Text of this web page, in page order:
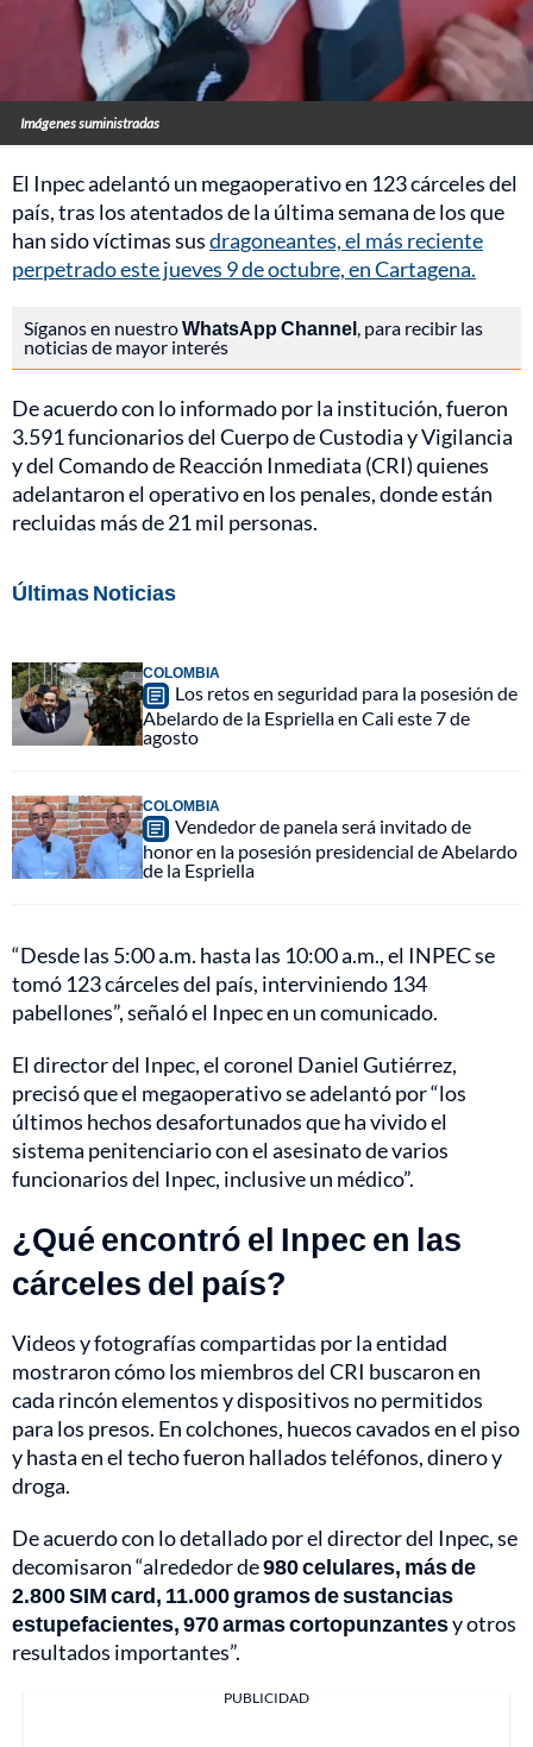
Imágenes suministradas
El Inpec adelantó un megaoperativo en 123 cárceles del
país, tras los atentados de la última semana de los que
han sido víctimas susdragoneantes, el más reciente
perpetrado este jueves 9 de octubre, en Cartagena.
Síganos en nuestroWhatsApp Channel, para recibir las
noticias de mayor interés
De acuerdo con lo informado por la institución, fueron
3.591 funcionarios del Cuerpo de Custodia y Vigilancia
y del Comando de Reacción Inmediata (CRI) quienes
adelantaron el operativo en los penales, donde están
recluidas más de 21 mil personas.
Últimas Noticias
COLOMBIA
Los retos en seguridad para la posesión de
Abelardo de la Espriella en Cali este 7 de
agosto
COLOMBIA
Vendedor de panela será invitado de
honor en la posesión presidencial de Abelardo
de la Espriella
“Desde las 5:00 a.m. hasta las 10:00 a.m., el INPEC se
tomó 123 cárceles del país, interviniendo 134
pabellones”, señaló el Inpec en un comunicado.
El director del Inpec, el coronel Daniel Gutiérrez,
precisó que el megaoperativo se adelantó por “los
últimos hechos desafortunados que ha vivido el
sistema penitenciario con el asesinato de varios
funcionarios del Inpec, inclusive un médico”.
¿Qué encontró el Inpec en las
cárceles del país?
Videos y fotografías compartidas por la entidad
mostraron cómo los miembros del CRI buscaron en
cada rincón elementos y dispositivos no permitidos
para los presos. En colchones, huecos cavados en el piso
y hasta en el techo fueron hallados teléfonos, dinero y
droga.
De acuerdo con lo detallado por el director del Inpec, se
decomisaron “alrededor de980 celulares, más de
2.800 SIM card, 11.000 gramos de sustancias
estupefacientes, 970 armas cortopunzantesy otros
resultados importantes”.
PUBLICIDAD